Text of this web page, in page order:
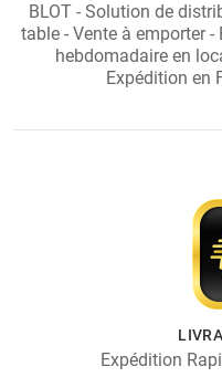
BLOT - Solution de
table - Vente à emporter
hebdomadaire en
Expédition en
Expédition